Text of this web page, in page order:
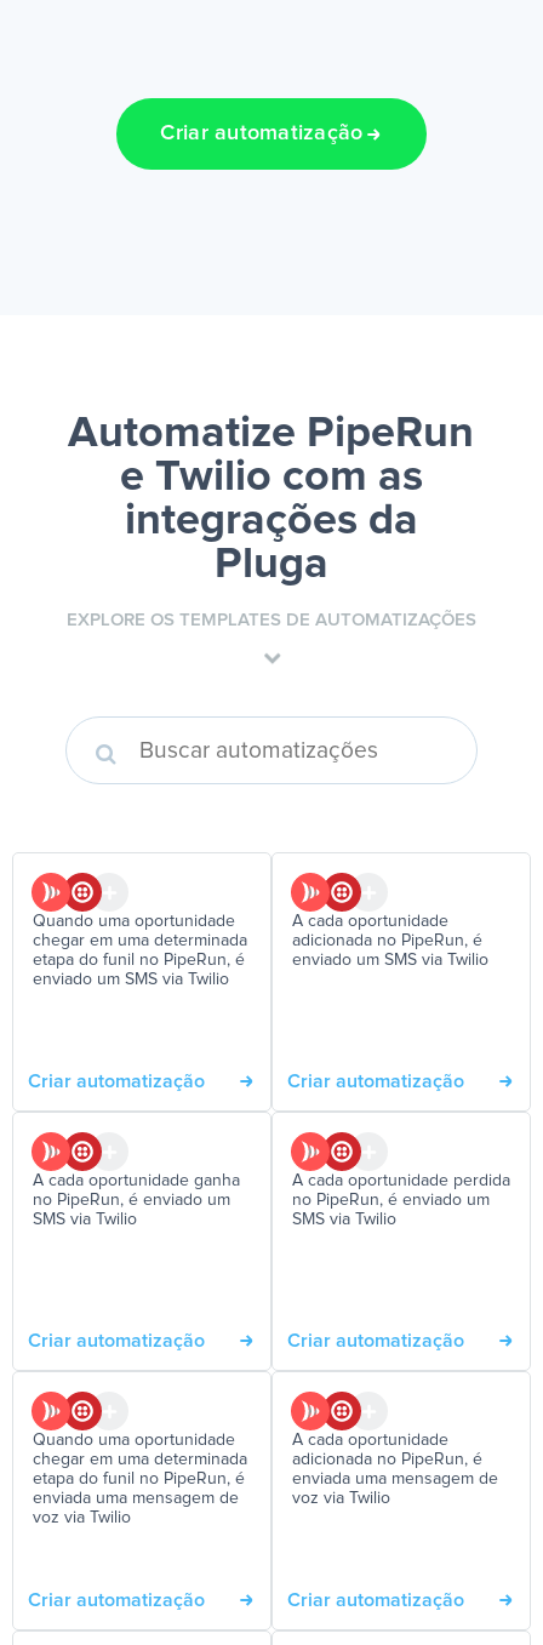
Criar automatização
Automatize PipeRun
e Twilio com as
integrações da
Pluga
EXPLORE OS TEMPLATES DE AUTOMATIZAÇÕES
Quando uma oportunidade
chegar em uma determinada
etapa do funil no PipeRun, é
enviado um SMS via Twilio
Criar automatização
A cada oportunidade
adicionada no PipeRun, é
enviado um SMS via Twilio
Criar automatização
A cada oportunidade ganha
no PipeRun, é enviado um
SMS via Twilio
Criar automatização
A cada oportunidade perdida
no PipeRun, é enviado um
SMS via Twilio
Criar automatização
Quando uma oportunidade
chegar em uma determinada
etapa do funil no PipeRun, é
enviada uma mensagem de
voz via Twilio
Criar automatização
A cada oportunidade
adicionada no PipeRun, é
enviada uma mensagem de
voz via Twilio
Criar automatização